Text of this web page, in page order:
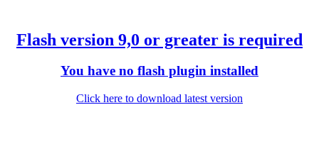
Flash version 9,0 or greater is required
You have no flash plugin installed
Click here to download latest version